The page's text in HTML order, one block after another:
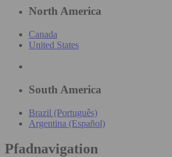
North America
Canada
United States
South America
Brazil (Português)
Argentina (Español)
Pfadnavigation